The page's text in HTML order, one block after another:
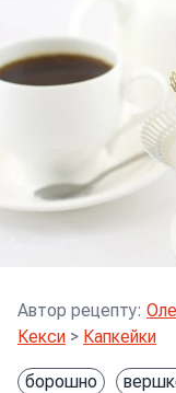
Автор рецепту:
Кекси > Капкейки
борошно